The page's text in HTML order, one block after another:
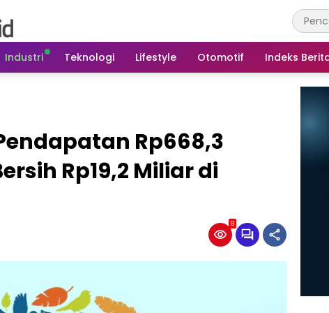
Industri Teknologi Lifestyle Otomotif Indeks
Rp668,3
Rp19,2 Miliar di
8